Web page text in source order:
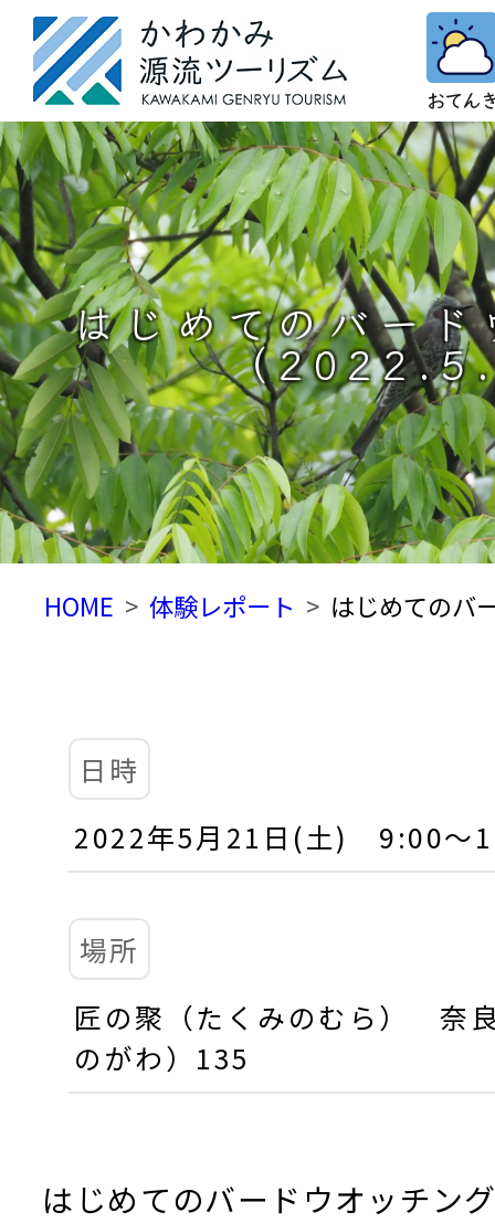
はじめてのバー
（
HOME 体験レポート はじめてのバ
日時
2022年5月21日(土) 9:00～
場所
匠の聚（たくみのむら） 奈
のがわ）135
はじめてのバードウオッチン